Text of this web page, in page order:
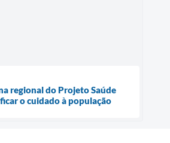
regional do Projeto Saúde
o cuidado à população